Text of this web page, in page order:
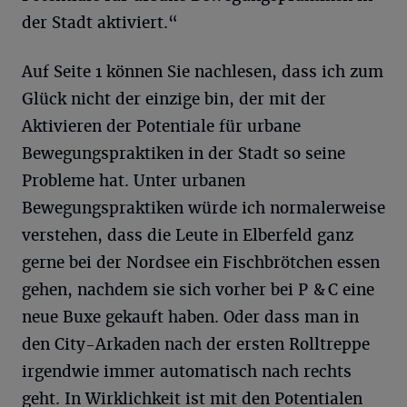
der Stadt aktiviert.“
Auf Seite 1 können Sie nachlesen, dass ich zum
Glück nicht der einzige bin, der mit der
Aktivieren der Potentiale für urbane
Bewegungspraktiken in der Stadt so seine
Probleme hat. Unter urbanen
Bewegungspraktiken würde ich normalerweise
verstehen, dass die Leute in Elberfeld ganz
gerne bei der Nordsee ein Fischbrötchen essen
gehen, nachdem sie sich vorher bei P & C eine
neue Buxe gekauft haben. Oder dass man in
den City-Arkaden nach der ersten Rolltreppe
irgendwie immer automatisch nach rechts
geht. In Wirklichkeit ist mit den Potentialen